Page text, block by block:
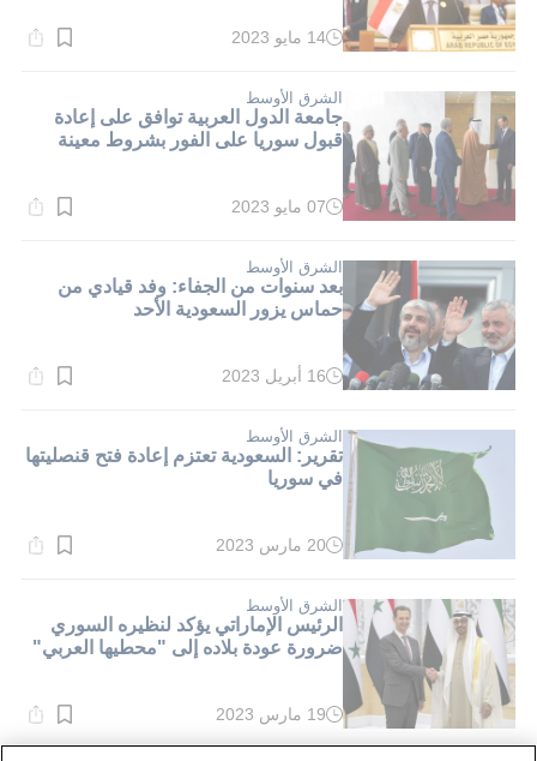
وقت
دقيقة.
14 مايو 2023
الشرق الأوسط
جامعة الدول العربية توافق على إعادة
قبول سوريا على الفور بشروط معينة
وقت
دقيقة.
07 مايو 2023
الشرق الأوسط
بعد سنوات من الجفاء: وفد قيادي من
حماس يزور السعودية الأحد
وقت
دقيقة.
16 أبريل 2023
الشرق الأوسط
تقرير: السعودية تعتزم إعادة فتح قنصليتها
في سوريا
وقت
دقيقة.
20 مارس 2023
الشرق الأوسط
الرئيس الإماراتي يؤكد لنظيره السوري
ضرورة عودة بلاده إلى "محطيها العربي"
وقت
19 مارس 2023